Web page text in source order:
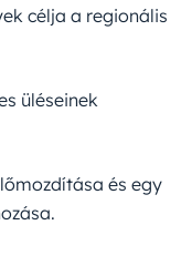
célja a regionális
üléseinek
és egy